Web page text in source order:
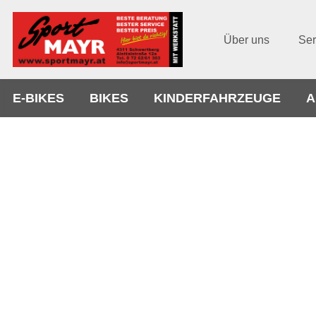
Über uns
E-BIKES BIKES KINDERFAHRZEUGE